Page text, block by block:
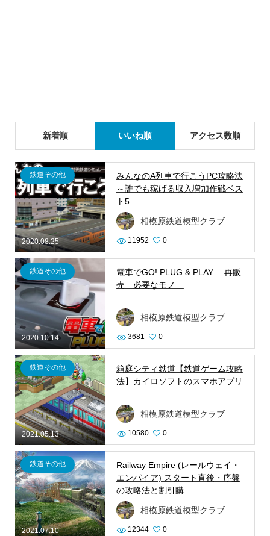
新着順 いいね順 アクセス数順
2020.08.25
鉄道その他
みんなのA列車で行こうPC攻略法
～誰でも稼げる収入増加作戦ベス
ト5
相模原鉄道模型クラブ
11952 0
2020.10.14
鉄道その他
電車でGO! PLUG & PLAY 再販
売 必要なモノ
相模原鉄道模型クラブ
3681 0
2021.05.13
鉄道その他
箱庭シティ鉄道【鉄道ゲーム攻略
法】カイロソフトのスマホアプリ
相模原鉄道模型クラブ
10580 0
2021.07.10
鉄道その他
Railway Empire (レールウェイ・
エンパイア) スタート直後・序盤
の攻略法と割引購...
相模原鉄道模型クラブ
12344 0